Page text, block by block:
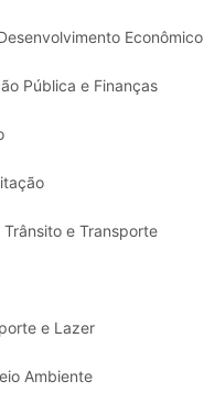
Trabalho e Desenvolvimento Econômico
Pública e Finanças
e Transporte
Turismo, Esporte e Lazer
Ambiente